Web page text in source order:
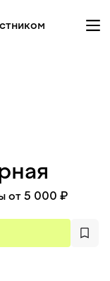
от 5 000 ₽